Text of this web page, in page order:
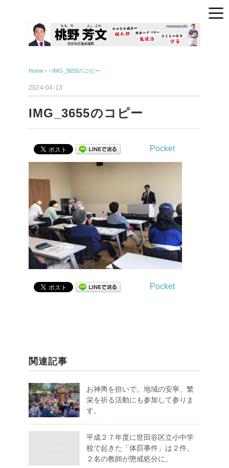
Home › › IMG_3655のコピー
2024-04-13
IMG_3655のコピー
Pocket
Pocket
関連記事
お神輿を担いで。地域の安寧、繁
栄を祈る活動にも参加して参りま
す。
平成２７年度に世田谷区立小中学
校で起きた「体罰事件」は２件。
２名の教師が懲戒処分に。